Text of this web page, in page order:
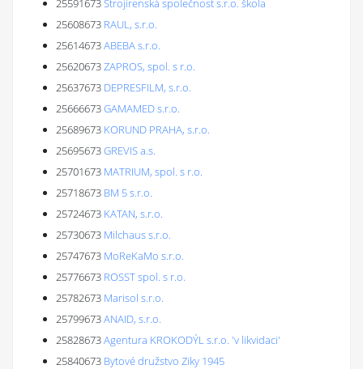
25591673Strojírenská společnost s.r.o. škola
25608673 RAUL, s.r.o.
25614673ABEBA s.r.o.
25620673ZAPROS, spol. s r.o.
25637673 DEPRESFILM, s.r.o.
25666673GAMAMED s.r.o.
25689673 KORUND PRAHA, s.r.o.
25695673GREVIS a.s.
25701673 MATRIUM, spol. s r.o.
25718673 BM 5 s.r.o.
25724673 KATAN, s.r.o.
25730673 Milchaus s.r.o.
25747673 MoReKaMo s.r.o.
25776673 ROSST spol. s r.o.
25782673 Marisol s.r.o.
25799673ANAID, s.r.o.
25828673Agentura KROKODÝL s.r.o. 'v likvidaci'
25840673 Bytové družstvo Ziky 1945